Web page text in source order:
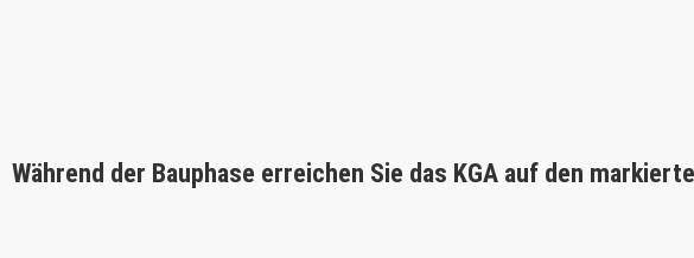
Während der Bauphase erreichen Sie das KGA auf den